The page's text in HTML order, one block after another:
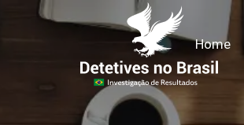
Home